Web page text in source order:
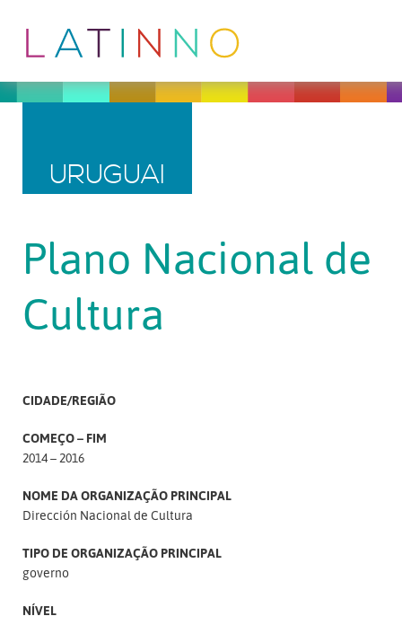
URUGUAI
Plano Nacional de
Cultura
CIDADE/REGIÃO
COMEÇO – FIM
2014 – 2016
NOME DA ORGANIZAÇÃO PRINCIPAL
Dirección Nacional de Cultura
TIPO DE ORGANIZAÇÃO PRINCIPAL
governo
NÍVEL